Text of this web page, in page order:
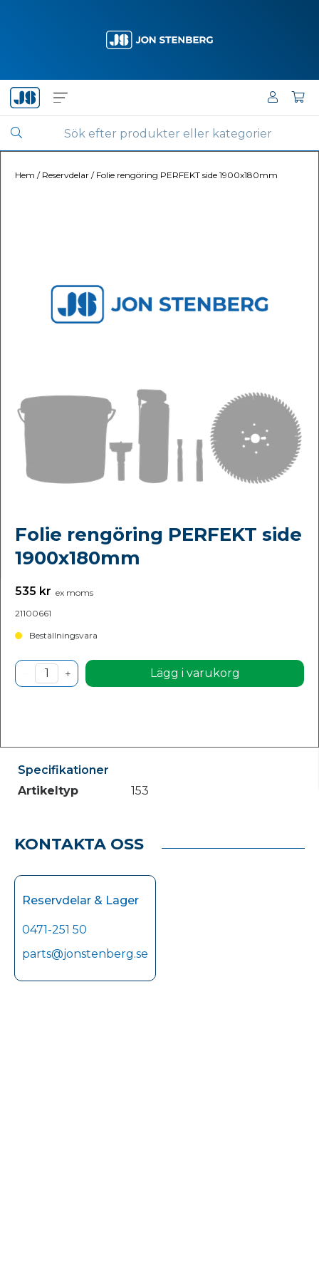
Hem / Reservdelar / Folie rengöring PERFEKT side 1900x180mm
Folie rengöring PERFEKT side
1900x180mm
535 kr ex moms
21100661
Beställningsvara
Lägg i varukorg
Specifikationer
Artikeltyp
153
KONTAKTA OSS
Reservdelar & Lager
0471-251 50
parts@jonstenberg.se